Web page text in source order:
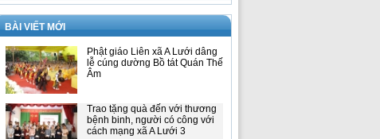
BÀI VIẾT MỚI
Phật giáo Liên xã A Lưới dâng
lễ cúng dường Bồ tát Quán Thế
Âm
Trao tặng quà đến với thương
bệnh binh, người có công với
cách mạng xã A Lưới 3